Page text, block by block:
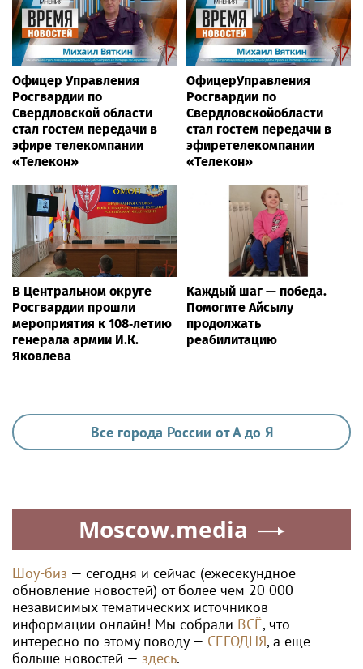
Офицер Управления
Росгвардии по
Свердловской области
стал гостем передачи в
эфире телекомпании
«Телекон»
ОфицерУправления
Росгвардии по
Свердловскойобласти
стал гостем передачи в
эфиретелекомпании
«Телекон»
В Центральном округе
Росгвардии прошли
мероприятия к 108‑летию
генерала армии И.К.
Яковлева
Каждый шаг — победа.
Помогите Айсылу
продолжать
реабилитацию
Все города России от А до Я
Moscow.media
Шоу-биз — сегодня и сейчас (ежесекундное
обновление новостей) от более чем 20 000
независимых тематических источников
информации онлайн! Мы собрали ВСЁ, что
интересно по этому поводу — СЕГОДНЯ, а ещё
больше новостей — здесь.